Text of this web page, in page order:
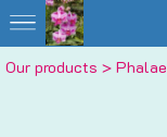
Our products > Phalae